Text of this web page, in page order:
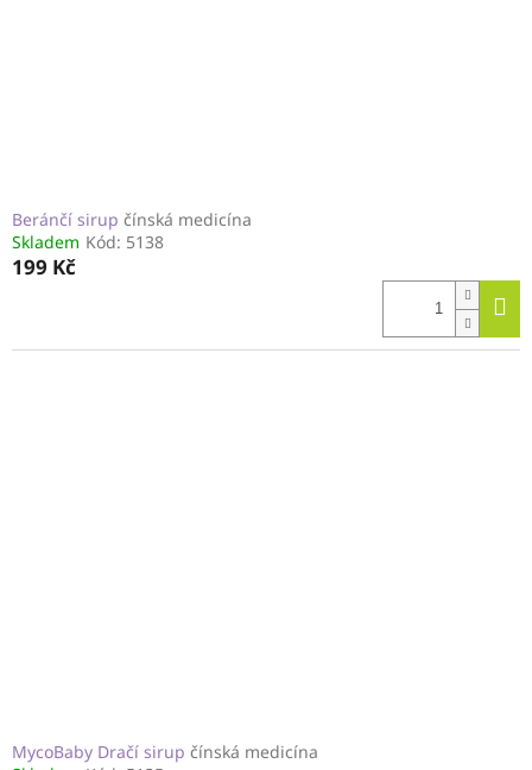
Beránčí sirup čínská medicína
Skladem Kód: 5138
199 Kč
MycoBaby Dračí sirup čínská medicína